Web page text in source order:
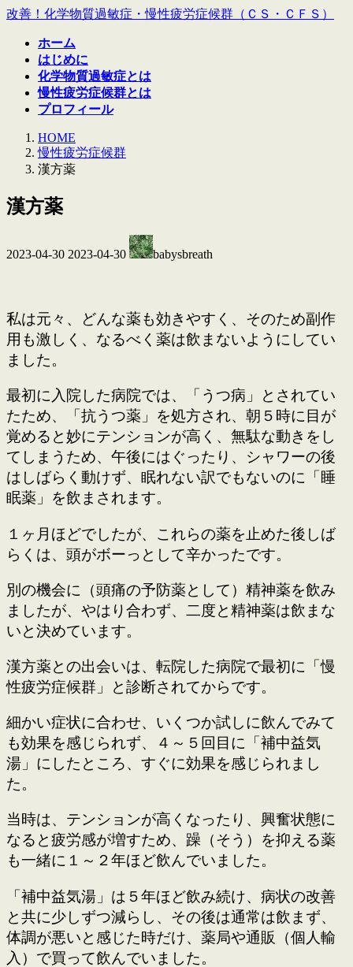
コ
ナ
改善！化学物質過敏症・慢性疲労症候群（ＣＳ・ＣＦＳ）
ホーム
はじめに
化学物質過敏症とは
慢性疲労症候群とは
プロフィール
HOME
慢性疲労症候群
漢方薬
漢方薬
2023-04-30 終
時
2023-04-30 babysbreath
私は元々、どんな薬も効きやすく、そのため副作
用も激しく、なるべく薬は飲まないようにしてい
ました。
最初に入院した病院では、「うつ病」とされてい
たため、「抗うつ薬」を処方され、朝５時に目が
覚めると妙にテンションが高く、無駄な動きをし
てしまうため、午後にはぐったり、シャワーの後
はしばらく動けず、眠れない訳でもないのに「睡
眠薬」を飲まされます。
１ヶ月ほどでしたが、これらの薬を止めた後しば
らくは、頭がボーっとして辛かったです。
別の機会に（頭痛の予防薬として）精神薬を飲み
ましたが、やはり合わず、二度と精神薬は飲まな
いと決めています。
漢方薬との出会いは、転院した病院で最初に「慢
性疲労症候群」と診断されてからです。
細かい症状に合わせ、いくつか試しに飲んでみて
も効果を感じられず、４～５回目に「補中益気
湯」にしたところ、すぐに効果を感じられまし
た。
当時は、テンションが高くなったり、興奮状態に
なると疲労感が増すため、躁（そう）を抑える薬
も一緒に１～２年ほど飲んでいました。
「補中益気湯」は５年ほど飲み続け、病状の改善
と共に少しずつ減らし、その後は通常は飲まず、
体調が悪いと感じた時だけ、薬局や通販（個人輸
入）で買って飲んでいました。